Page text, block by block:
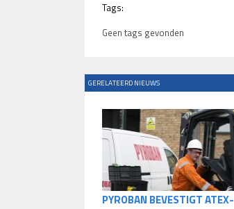
Tags:
Geen tags gevonden
GERELATEERD NIEUWS
PYROBAN BEVESTIGT ATEX-